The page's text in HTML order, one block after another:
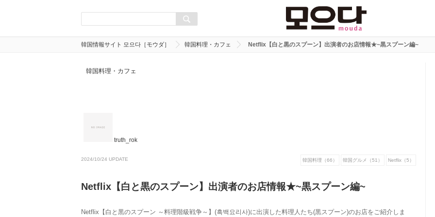
韓国情報サイト 모으다［モウダ］ 韓国料理・カフェ Netflix【白と黒のスプーン】出演者のお店情報★~黒スプーン編~
韓国料理・カフェ
truth_rok
2024/10/24 UPDATE 韓国料理（66） 韓国グルメ（51） Netflix（5）
Netflix【白と黒のスプーン】出演者のお店情報★~黒スプーン編~
Netflix【白と黒のスプーン ～料理階級戦争～】(흑백요리사)に出演した料理人たち(黒スプーン)のお店をご紹介しま